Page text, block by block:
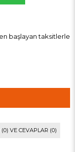
başlayan taksitlerle
(0) VE CEVAPLAR (0)